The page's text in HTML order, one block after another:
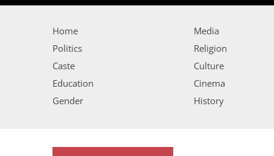
Home
Politics
Caste
Education
Gender
Media
Religion
Culture
Cinema
History